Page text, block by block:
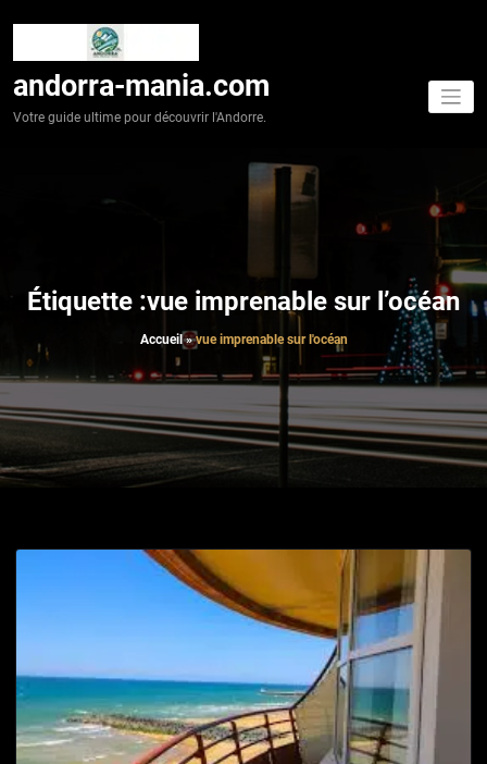
andorra-mania.com
Votre guide ultime pour découvrir l'Andorre.
Étiquette :vue imprenable sur l’océan
Accueil »vue imprenable sur l'océan